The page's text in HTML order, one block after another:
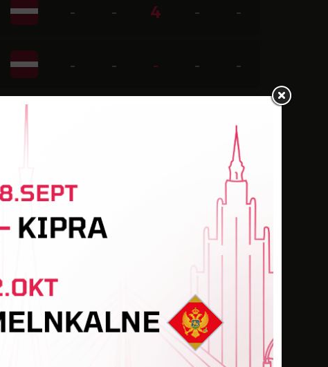
- - 4 - -
- - - - -
-
- -
- - - -